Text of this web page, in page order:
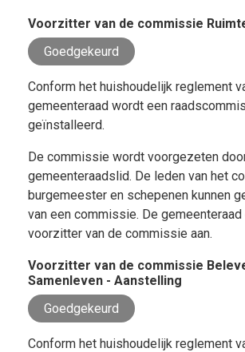
Voorzitter van de commissie
Goedgekeurd
Conform het huishoudelijk reglement
gemeenteraad wordt een
geïnstalleerd.
De commissie wordt voorgezeten
gemeenteraadslid. De leden van het
burgemeester en schepenen kunnen
van een commissie. De
voorzitter van de commissie aan.
Voorzitter van de commissie
Samenleven - Aanstelling
Goedgekeurd
Conform het huishoudelijk reglement